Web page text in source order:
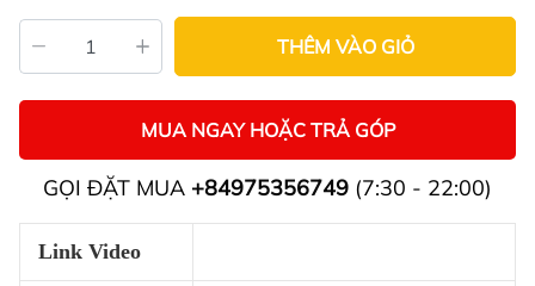
THÊM VÀO GIỎ
MUA NGAY HOẶC TRẢ GÓP
GỌI ĐẶT MUA +84975356749 (7:30 - 22:00)
Link Video